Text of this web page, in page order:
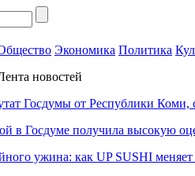
Экономика Политика
новостей
Госдумы от Республики Коми,
в Госдуме получила высокую
ужина: как UP SUSHI